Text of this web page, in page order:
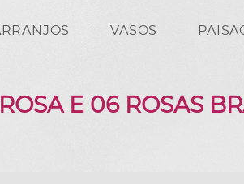
VASOS
E 06 ROSAS